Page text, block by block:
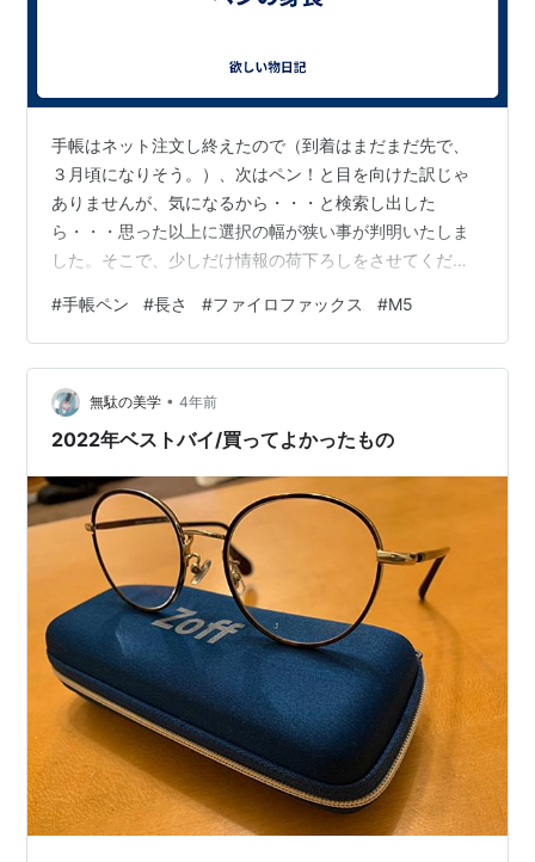
手帳はネット注文し終えたので（到着はまだまだ先で、
３月頃になりそう。）、次はペン！と目を向けた訳じゃ
ありませんが、気になるから・・・と検索し出した
ら・・・思った以上に選択の幅が狭い事が判明いたしま
した。そこで、少しだけ情報の荷下ろしをさせてくださ
#手帳ペン #長さ #ファイロファックス #M5
無駄の美学 • 4年前
2022年ベストバイ/買ってよかったもの